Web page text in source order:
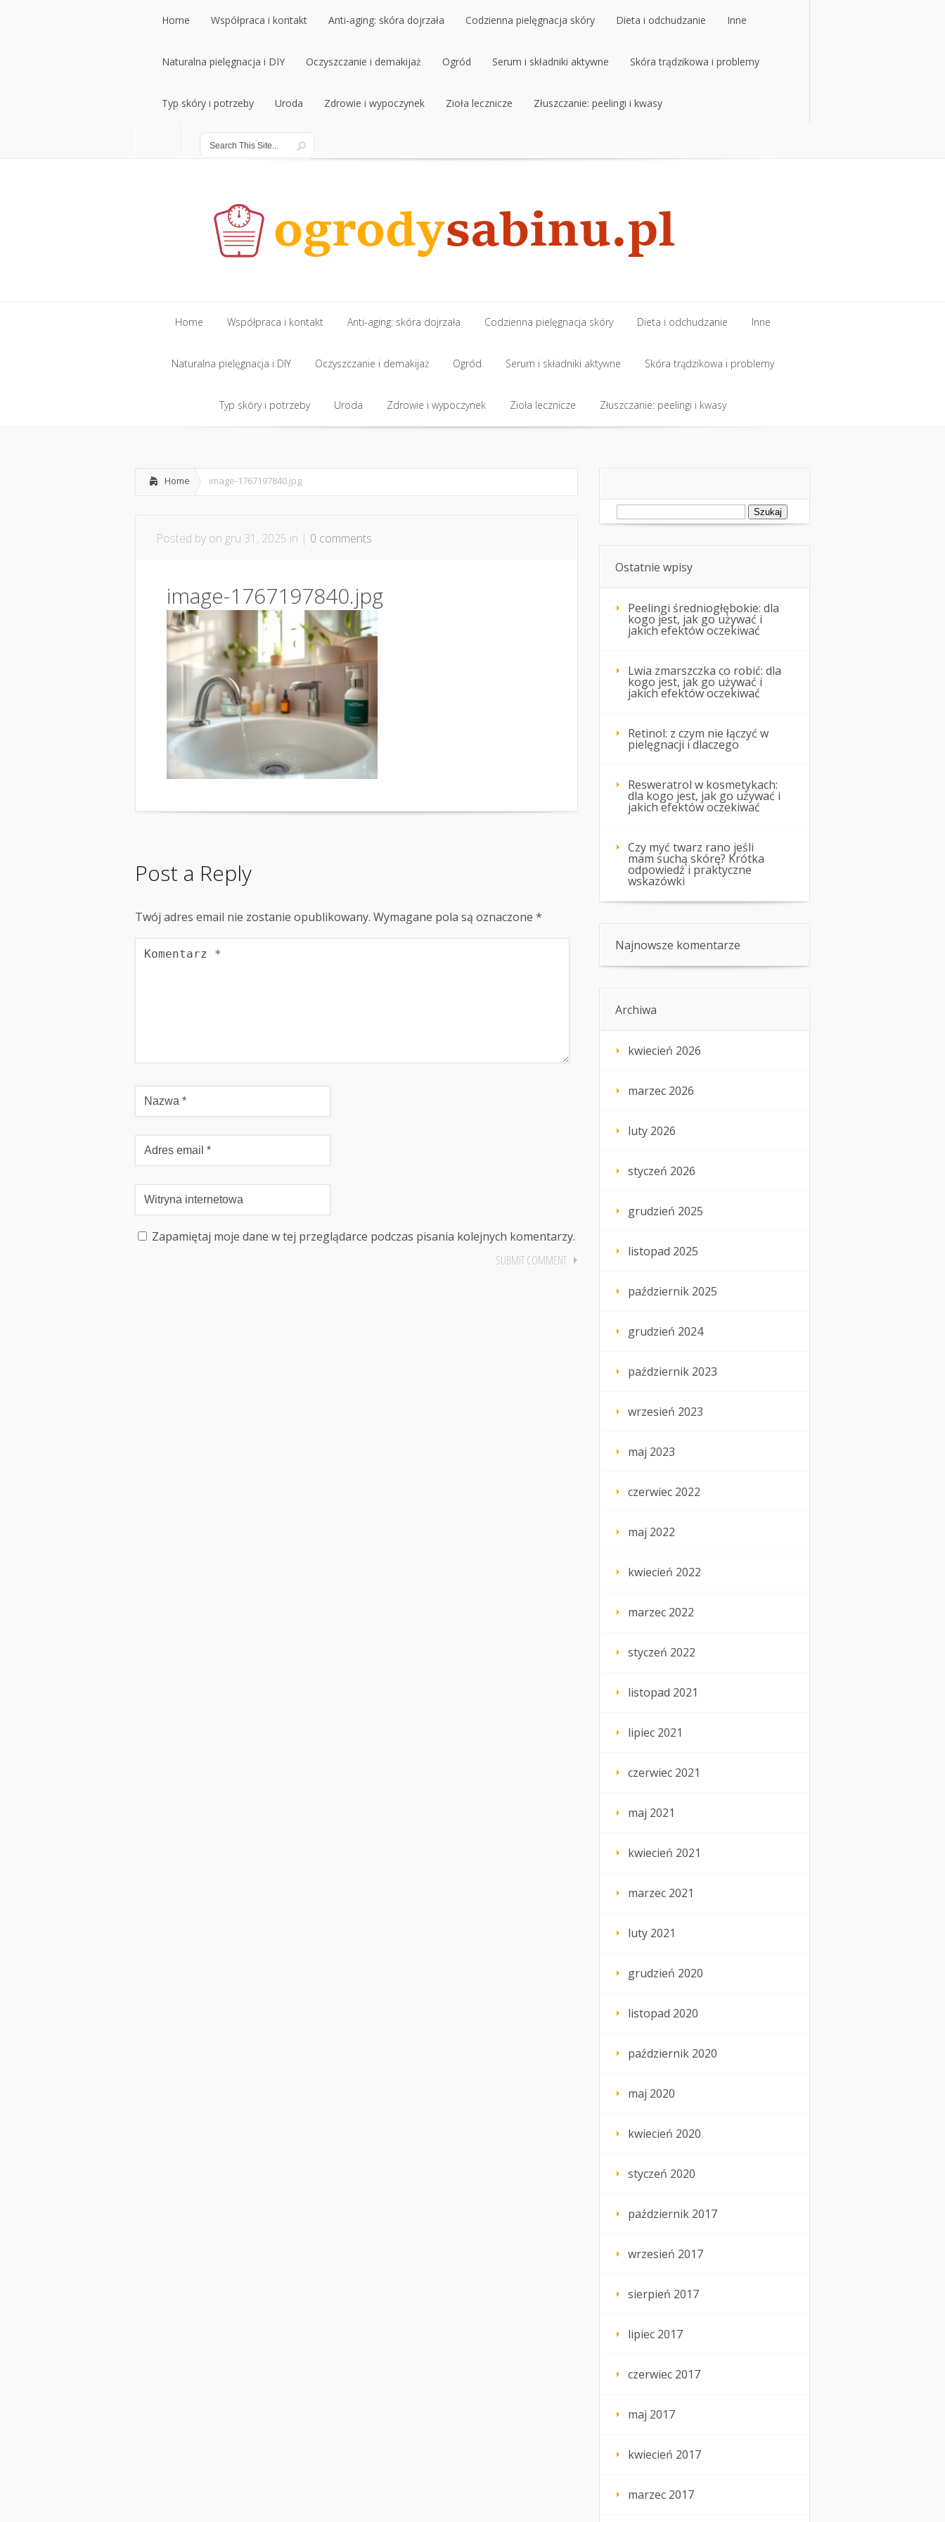
Home
Home
Współpraca i kontakt
Współpraca i kontakt
Anti-aging: skóra dojrzała
Anti-aging: skóra dojrzała
Codzienna pielęgnacja skóry
Codzienna pielęgnacja skóry
Dieta i odchudzanie
Dieta i odchudzanie
Inne
Inne
Naturalna pielęgnacja i DIY
Naturalna pielęgnacja i DIY
Oczyszczanie i demakijaż
Oczyszczanie i demakijaż
Ogród
Ogród
Serum i składniki aktywne
Serum i składniki aktywne
Skóra trądzikowa i problemy
Skóra trądzikowa i problemy
Typ skóry i potrzeby
Typ skóry i potrzeby
Uroda
Uroda
Zdrowie i wypoczynek Zioła lecznicze Złuszczanie: peelingi i kwasy
Home
Home
Współpraca i kontakt
Współpraca i kontakt
Anti-aging: skóra dojrzała
Anti-aging: skóra dojrzała
Codzienna pielęgnacja skóry
Codzienna pielęgnacja skóry
Dieta i odchudzanie
Dieta i odchudzanie
Inne
Inne
Naturalna pielęgnacja i DIY
Naturalna pielęgnacja i DIY
Oczyszczanie i demakijaż
Oczyszczanie i demakijaż
Ogród
Ogród
Serum i składniki aktywne
Serum i składniki aktywne
Skóra trądzikowa i problemy
Skóra trądzikowa i problemy
Typ skóry i potrzeby Uroda Zdrowie i wypoczynek Zioła lecznicze Złuszczanie: peelingi i kwasy
Home image-1767197840.jpg
Posted by on gru 31, 2025 in | 0 comments
image-1767197840.jpg
Post a Reply
Twój adres email nie zostanie opublikowany. Wymagane pola są oznaczone *
Zapamiętaj moje dane w tej przeglądarce podczas pisania kolejnych komentarzy.
Szukaj:
Ostatnie wpisy
Peelingi średniogłębokie: dla
kogo jest, jak go używać i
jakich efektów oczekiwać
Lwia zmarszczka co robić: dla
kogo jest, jak go używać i
jakich efektów oczekiwać
Retinol: z czym nie łączyć w
pielęgnacji i dlaczego
Resweratrol w kosmetykach:
dla kogo jest, jak go używać i
jakich efektów oczekiwać
Czy myć twarz rano jeśli
mam suchą skórę? Krótka
odpowiedź i praktyczne
wskazówki
Najnowsze komentarze
Archiwa
kwiecień 2026
marzec 2026
luty 2026
styczeń 2026
grudzień 2025
listopad 2025
październik 2025
grudzień 2024
październik 2023
wrzesień 2023
maj 2023
czerwiec 2022
maj 2022
kwiecień 2022
marzec 2022
styczeń 2022
listopad 2021
lipiec 2021
czerwiec 2021
maj 2021
kwiecień 2021
marzec 2021
luty 2021
grudzień 2020
listopad 2020
październik 2020
maj 2020
kwiecień 2020
styczeń 2020
październik 2017
wrzesień 2017
sierpień 2017
lipiec 2017
czerwiec 2017
maj 2017
kwiecień 2017
marzec 2017